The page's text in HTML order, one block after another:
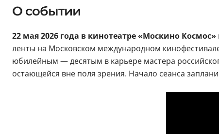
О событии
22 мая 2026 года в кинотеатре «Москино
ленты на Московском международном
юбилейным — десятым в карьере мастера
остающейся вне поля зрения. Начало сеанса